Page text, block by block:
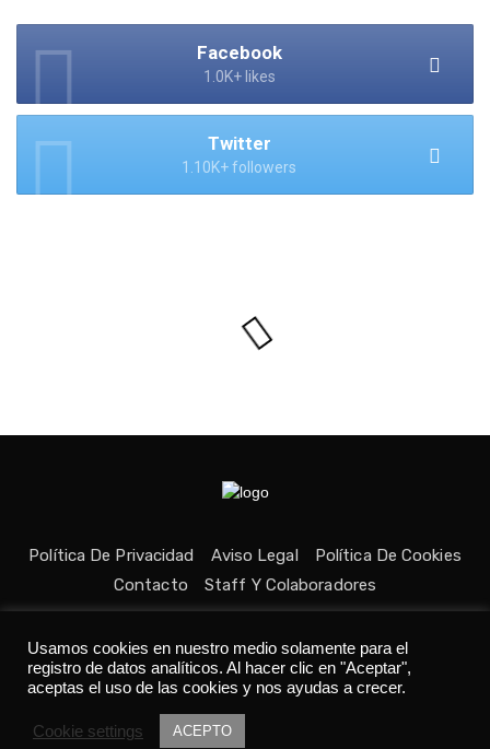
Facebook
1.0K+ likes
Twitter
1.10K+ followers
Política De Privacidad Aviso Legal
Política De Cookies
Contacto
Staff Y Colaboradores
Asturias. 👨‍💻Desarrollado por
Usamos cookies en nuestro medio solamente para el
registro de datos analíticos. Al hacer clic en "Aceptar",
aceptas el uso de las cookies y nos ayudas a crecer.
Cookie settings ACEPTO